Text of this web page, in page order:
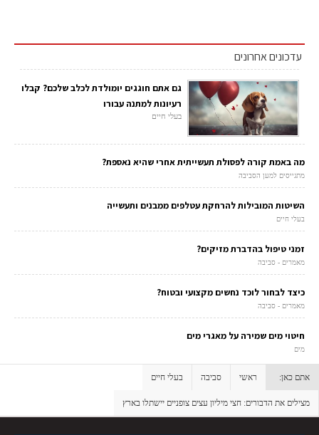
עדכונים אחרונים
גם אתם חוגגים יומולדת לכלב שלכם? קבלו
רעיונות למתנה עבורו
בעלי חיים
מה באמת קורה לפסולת תעשייתית אחרי שהיא נאספת?
מתגייסים למען הסביבה
השיטות המובילות להרחקת עטלפים ממבנים ותעשייה
בעלי חיים
זמני טיפול בהדברת מזיקים?
מאמרים - סביבה
כיצד לבחור לוכד נחשים מקצועי ובטוח?
מאמרים - סביבה
חיטוי מים שמירה על מאגרי מים
מים
אתם כאן: ראשי סביבה בעלי חיים
מצילים את הדבורים: חצי מיליון עצים צופניים יישתלו בארץ